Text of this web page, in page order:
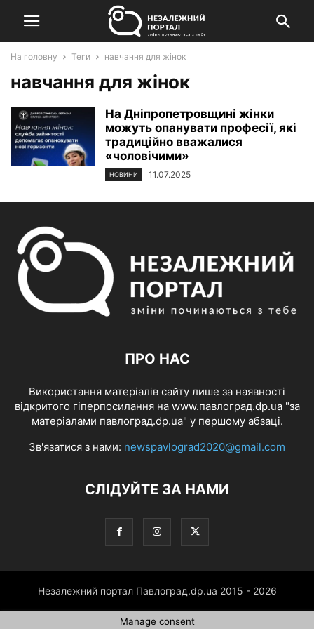
На головну Теги навчання для жінок
навчання для жінок
На Дніпропетровщині жінки
можуть опанувати професії, які
традиційно вважалися
«чоловічими»
НОВИНИ 11.07.2025
ПРО НАС
Використання матеріалів сайту лише за наявності
відкритого гіперпосилання на www.павлоград.dp.ua "за
матеріалами павлоград.dp.ua" у першому абзаці.
Зв'язатися з нами: newspavlograd2020@gmail.com
СЛІДУЙТЕ ЗА НАМИ
Незалежний портал Павлоград.dp.ua 2015 - 2026
Manage consent